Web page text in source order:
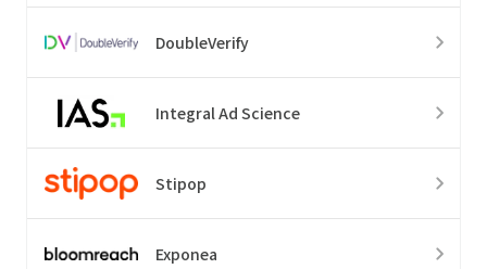
DoubleVerify
Integral Ad Science
Stipop
Exponea